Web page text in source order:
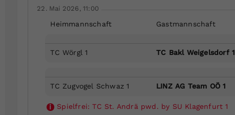
22. Mai 2026, 11:00
Heimmannschaft Gastmannschaft
TC Wörgl 1 TC Bakl Weigelsdorf 1
TC Zugvogel Schwaz 1 LINZ AG Team OÖ 1
i Spielfrei:TC St. Andrä pwd. by SU Klagenfurt 1